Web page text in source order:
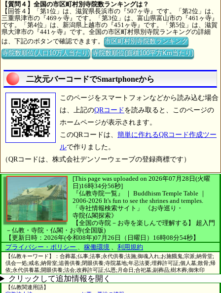
【質問４】全国の市区町村別寺院数ランキングは？
【回答４】「第1位」は、滋賀県長浜市の『507ヶ寺』です。「第2位」は、
三重県津市の『469ヶ寺』です。「第3位」は、富山県富山市の『461ヶ寺』
です。「第4位」は、新潟県上越市の『451ヶ寺』です。「第5位」は、滋賀
県大津市の『441ヶ寺』です。全国の市区町村県別寺院ランキングの詳細
は、下記のボタンで確認できます。市区町村別寺院数ランキング
寺院数順位(人口10万人当たり) 寺院数順位(面積100平方Km当たり)
二次元バーコードでSmartphoneから
このページをスマートフォンなどから読み込む場合
は、上記のQRコード を読み取ると、このページの
ホームページが表示されます。
このQRコードは、 簡単に作れるQRコード作成ツー
ルで作りました。
（QRコードは、株式会社デンソーウェーブの登録商標です）
[This page was uploaded on 2026年07月28日(火曜
日)16時34分56秒]
『仏教寺院一覧』 ｜ Buddhism Temple Table ｜
2006-2026 It's fun to see the shrines and temples.
「寺社情報検索サイト」
《お寺巡り・
寺院仏閣探索》
【全国の寺院－お寺を楽しんで理解する】
超入門
－仏教・寺院・仏閣・お寺(全国版)
【更新日時：2026年(令和08年)07月26日（日曜日）16時08分54秒】
プライバシー・ポリシー 、 稼働環境 、 利用規約
【仏教キーワード】：合葬墓;仏事;法事;永代供養;法施;御魂入れ;お施餓鬼;宗派;納骨堂;
倶会一処;戒名;納骨室;追善供養;閉眼供養;寺院墓地;年忌法要;埋葬許可証;個人墓;散骨;帰
依;永代供養墓;開眼供養;法会;改葬許可証;仏恩;月命日;合祀墓;副葬品;樹木葬;御朱印
クリックして追加情報を開く
【仏教関連用語】